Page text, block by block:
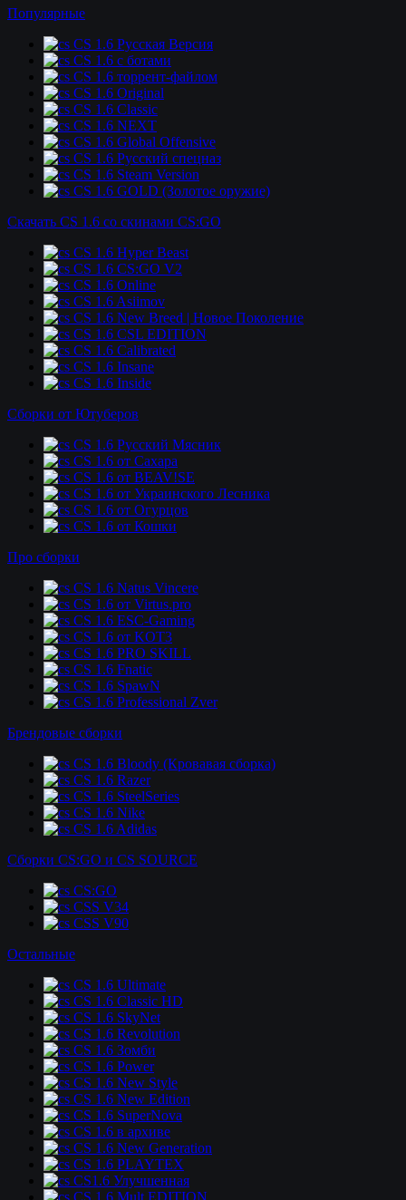
Популярные
CS 1.6 Русская Версия
CS 1.6 c ботами
CS 1.6 торрент-файлом
CS 1.6 Original
CS 1.6 Classic
CS 1.6 NEXT
CS 1.6 Global Offensive
CS 1.6 Русский спецназ
CS 1.6 Steam Version
CS 1.6 GOLD (Золотое оружие)
Скачать CS 1.6 со скинами CS:GO
CS 1.6 Hyper Beast
CS 1.6 CS:GO V2
CS 1.6 Online
CS 1.6 Asiimov
CS 1.6 New Breed | Новое Поколение
CS 1.6 CSL EDITION
CS 1.6 Calibrated
CS 1.6 Insane
CS 1.6 Inside
Сборки от Ютуберов
CS 1.6 Русский Мясник
CS 1.6 от Сахара
CS 1.6 от BEAV!SE
CS 1.6 от Украинского Лесника
CS 1.6 от Огурцов
CS 1.6 от Кошки
Про сборки
CS 1.6 Natus Vincere
CS 1.6 от Virtus.pro
CS 1.6 ESC-Gaming
CS 1.6 от KOT3
CS 1.6 PRO SKILL
CS 1.6 Fnatic
CS 1.6 SpawN
CS 1.6 Professional Zver
Брендовые сборки
CS 1.6 Bloody (Кровавая сборка)
CS 1.6 Razer
CS 1.6 SteelSeries
CS 1.6 Nike
CS 1.6 Adidas
Сборки CS:GO и CS SOURCE
CS:GO
CSS V34
CSS V90
Остальные
CS 1.6 Ultimate
CS 1.6 Classic HD
CS 1.6 SkyNet
CS 1.6 Revolution
CS 1.6 Зомби
CS 1.6 Power
CS 1.6 New Style
CS 1.6 New Edition
CS 1.6 SuperNova
CS 1.6 в архиве
CS 1.6 New Generation
CS 1.6 PLAYTEX
CS1.6 Улучшенная
CS 1.6 Mult EDITION